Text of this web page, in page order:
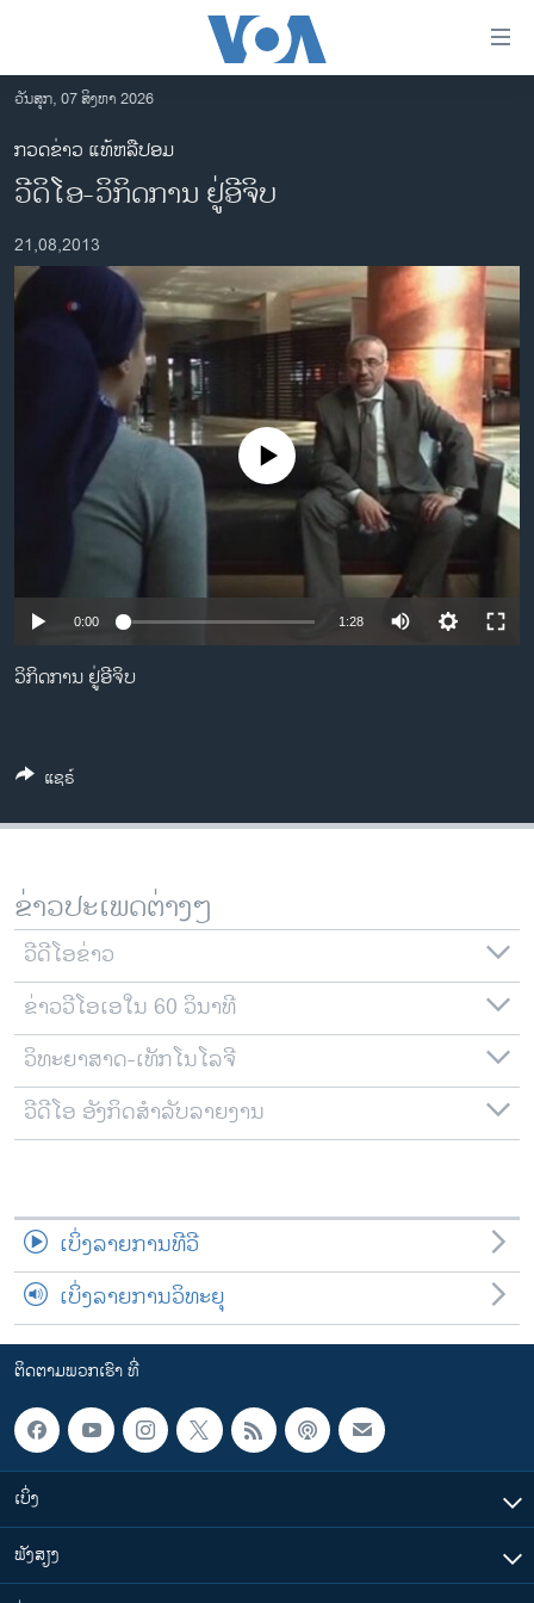
ເຂົ້າ
ຫາ
ຂ້າມ
ຂ້າມ
ໄປ
ຫາ
ຊອກ
ອາເມຣິກາ
ການເລືອກຕັ້ງ ປະທານາທີບໍດີ ສະຫະລັດ 2024
ຂ່າວ​ຈີນ
ອິດສະຫຼະພາບດ້ານການຂ່າວ
ຊີວິດຊາວລາວ
ຊຸມຊົນຊາວລາວ
ວິທະຍາສາດ-ເທັກໂນໂລຈີ
ທຸລະກິດ
ພາສາອັງກິດ
ວີດີໂອ
ລາຍການກະຈາຍສຽງ
ຕິດຕາມພວກເຮົາ ທີ່
ພາສາຕ່າງໆ
ວັນສຸກ, 07 ສິງຫາ 2026
ກວດຂ່າວ ແທ້ຫລືປອມ
ວີດິໂອ-ວິກິດການ ຢູ່ອີຈິບ
21,08,2013
No media source currently available
0:00 1:28
ວິກິດການ ຢູ່ອີຈິບ
ແຊຣ໌
ຂ່າວປະເພດຕ່າງໆ
ວີດີໂອຂ່າວ
ຂ່າວວີໂອເອໃນ 60 ວິນາທີ
ວິທະຍາສາດ-ເທັກໂນໂລຈີ
ວີດີໂອ ອັງກິດສຳລັບລາຍງານ
ເບິ່ງລາຍການທີວີ
ເບິ່ງລາຍການວິທະຍຸ
ຕິດຕາມພວກເຮົາ ທີ່
ເບິ່ງ
ຟັງສຽງ